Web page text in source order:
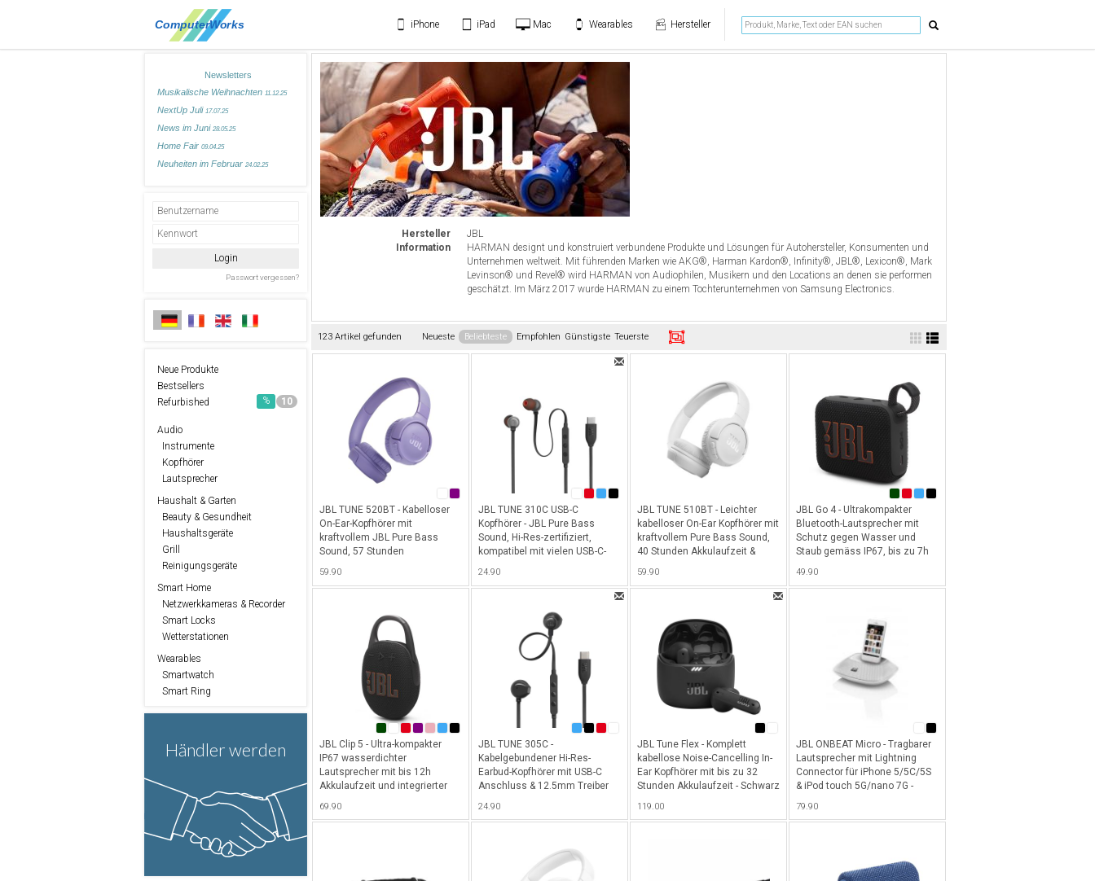
iPhone iPad Mac Wearables Hersteller
Newsletters
Musikalische Weihnachten 11.12.25
NextUp Juli 17.07.25
News im Juni 28.05.25
Home Fair 09.04.25
Neuheiten im Februar 24.02.25
Neue Produkte
Bestsellers
Refurbished
10
%
Audio
Instrumente
Kopfhörer
Lautsprecher
Haushalt & Garten
Beauty & Gesundheit
Haushaltsgeräte
Grill
Reinigungsgeräte
Smart Home
Netzwerkkameras & Recorder
Smart Locks
Wetterstationen
Wearables
Smartwatch
Smart Ring
Händler werden
Hersteller
JBL
Information
HARMAN designt und konstruiert verbundene Produkte und Lösungen für Autohersteller, Konsumenten und
Unternehmen weltweit. Mit führenden Marken wie AKG®, Harman Kardon®, Infinity®, JBL®, Lexicon®, Mark
Levinson® und Revel® wird HARMAN von Audiophilen, Musikern und den Locations an denen sie performen
geschätzt. Im März 2017 wurde HARMAN zu einem Tochterunternehmen von Samsung Electronics.
123 Artikel gefunden Neueste Beliebteste Empfohlen Günstigste Teuerste
JBL TUNE 520BT - Kabelloser
On-Ear-Kopfhörer mit
kraftvollem JBL Pure Bass
Sound, 57 Stunden
59.90
JBL TUNE 310C USB-C
Kopfhörer - JBL Pure Bass
Sound, Hi-Res-zertifiziert,
kompatibel mit vielen USB-C-
24.90
JBL TUNE 510BT - Leichter
kabelloser On-Ear Kopfhörer mit
kraftvollem Pure Bass Sound,
40 Stunden Akkulaufzeit &
59.90
JBL Go 4 - Ultrakompakter
Bluetooth-Lautsprecher mit
Schutz gegen Wasser und
Staub gemäss IP67, bis zu 7h
49.90
JBL Clip 5 - Ultra-kompakter
IP67 wasserdichter
Lautsprecher mit bis 12h
Akkulaufzeit und integrierter
69.90
JBL TUNE 305C -
Kabelgebundener Hi-Res-
Earbud-Kopfhörer mit USB-C
Anschluss & 12.5mm Treiber
Soundqualität - Schwarz
24.90
JBL Tune Flex - Komplett
kabellose Noise-Cancelling In-
Ear Kopfhörer mit bis zu 32
Stunden Akkulaufzeit - Schwarz
119.00
JBL ONBEAT Micro - Tragbarer
Lautsprecher mit Lightning
Connector für iPhone 5/5C/5S
& iPod touch 5G/nano 7G -
79.90